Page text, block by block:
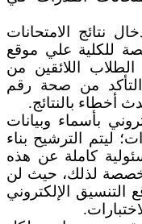
نتائج الامتحانات
للكلية علي موقع
الطلاب اللائقين من
التأكد من صحة رقم
أخطاء بالنتائج.
بأسماء وبيانات
ليتم الترشيح بناء
كاملة عن هذه
لذلك، حيث لن
التنسيق الإلكتروني